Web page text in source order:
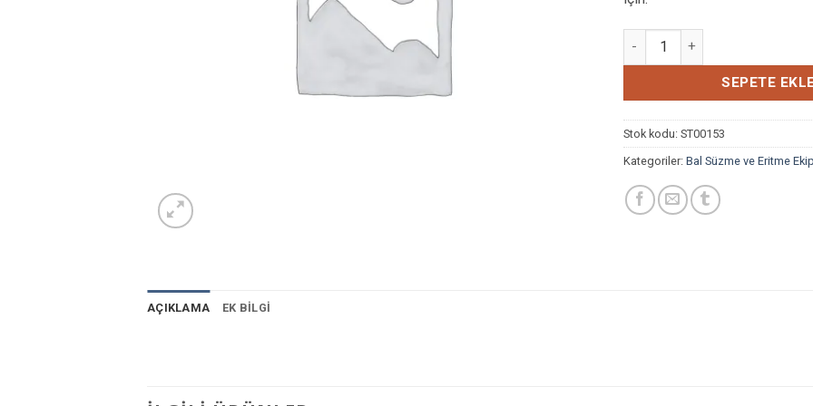
BAL SÜZGECİ KROM HUNİ adet
SEPETE
Stok kodu: ST00153
Kategoriler: Bal Süzme ve Eritme
AÇIKLAMA EK BILGI